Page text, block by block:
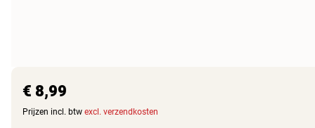
€ 8,99
Prijzen incl. btw excl. verzendkosten